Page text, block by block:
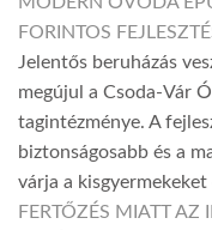
FORINTOS
Jelentős beruházás
megújul a Csoda-Vár
tagintézménye. A
biztonságosabb és a
várja a
FERTŐZÉS MIATT AZ